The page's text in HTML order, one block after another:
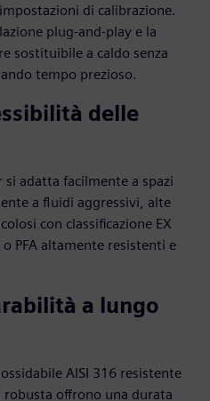
di calibrazione.
plug-and-play e la
sostituibile a caldo senza
tempo prezioso.
delle
adatta facilmente a spazi
a fluidi aggressivi, alte
con classificazione EX
PFA altamente resistenti e
a lungo
AISI 316 resistente
offrono una durata